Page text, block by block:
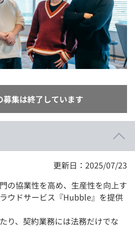
募集は終了しています
更新日：2025/07/23
の協業性を高め、生産性を向上す
ウドサービス『Hubble』を提供
り、契約業務には法務だけでな